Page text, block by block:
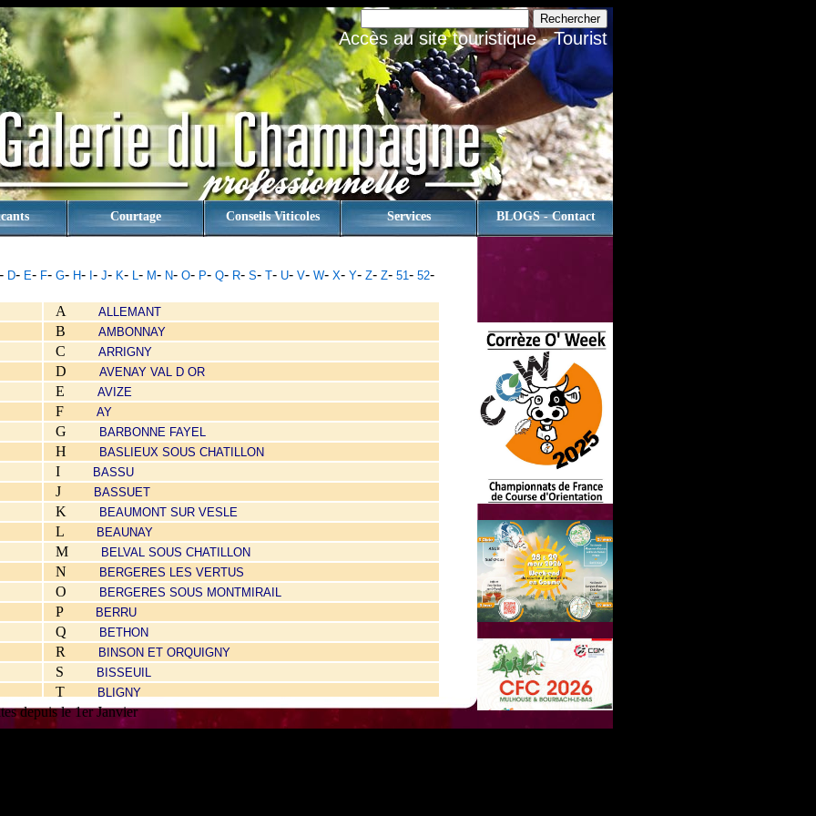
Accès au site touristique - Tourist
Courtage Conseils Viticoles Services BLOGS - Contact
- D- E- F- G- H- - J- K- L- M- N- O- P- Q- R- S- T- U- V- W- X- Y- Z- Z- 51- 52-
A ALLEMANT
B AMBONNAY
C ARRIGNY
D AVENAY VAL D OR
E AVIZE
F AY
G
BARBONNE FAYEL
H
BASLIEUX SOUS CHATILLON
I
BASSU
J
BASSUET
K
BEAUMONT SUR VESLE
L
BEAUNAY
M
BELVAL SOUS CHATILLON
N
BERGERES LES VERTUS
O
BERGERES SOUS MONTMIRAIL
P
BERRU
Q
BETHON
R
BINSON ET ORQUIGNY
S
BISSEUIL
T
BLIGNY
BOUQUIGNY
UBOURSAULT
depuis le 1er Janvier